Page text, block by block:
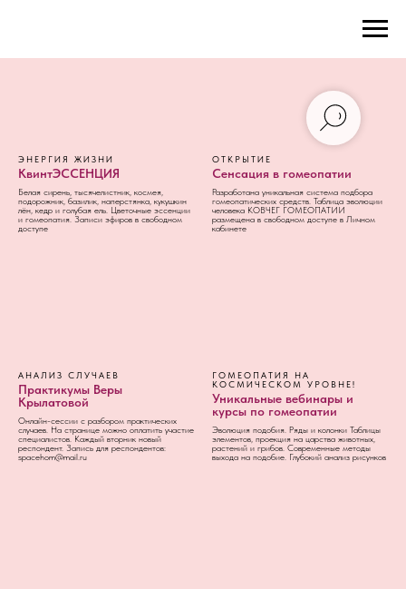
ЭНЕРГИЯ ЖИЗНИ
КвинтЭССЕНЦИЯ
Белая сирень, тысячелистник, космея,
подорожник, базилик, наперстянка, кукушкин
лён, кедр и голубая ель. Цветочные эссенции
и гомеопатия. Записи эфиров в свободном
доступе
ОТКРЫТИЕ
Сенсация в гомеопатии
Разработана уникальная система подбора
гомеопатических средств. Таблица эволюции
человека КОВЧЕГ ГОМЕОПАТИИ
размещена в свободном доступе в Личном
кабинете
АНАЛИЗ СЛУЧАЕВ
Практикумы Веры
Крылатовой
Онлайн-сессии с разбором практических
случаев. На странице можно оплатить участие
специалистов. Каждый вторник новый
респондент. Запись для респондентов:
spacehom@mail.ru
ГОМЕОПАТИЯ НА
КОСМИЧЕСКОМ УРОВНЕ!
Уникальные вебинары и
курсы по гомеопатии
Эволюция подобия. Ряды и колонки Таблицы
элементов, проекция на царства животных,
растений и грибов. Современные методы
выхода на подобие. Глубокий анализ рисунков